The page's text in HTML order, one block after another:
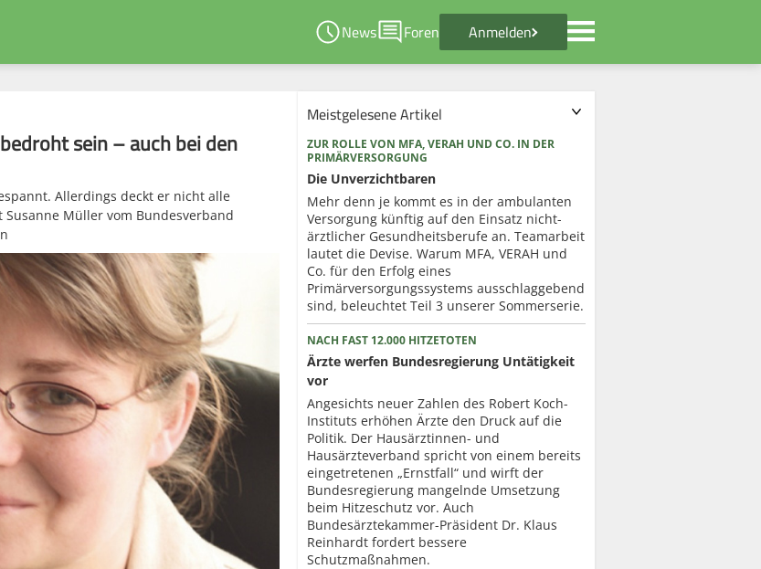
News Foren Anmelden
sein – auch bei den
Allerdings deckt er nicht alle
Müller vom Bundesverband
Meistgelesene Artikel
ZUR ROLLE VON MFA, VERAH UND CO. IN DER
PRIMÄRVERSORGUNG
Die Unverzichtbaren
Mehr denn je kommt es in der ambulanten
Versorgung künftig auf den Einsatz nicht-
ärztlicher Gesundheitsberufe an. Teamarbeit
lautet die Devise. Warum MFA, VERAH und
Co. für den Erfolg eines
Primärversorgungssystems ausschlaggebend
sind, beleuchtet Teil 3 unserer Sommerserie.
NACH FAST 12.000 HITZETOTEN
Ärzte werfen Bundesregierung Untätigkeit
vor
Angesichts neuer Zahlen des Robert Koch-
Instituts erhöhen Ärzte den Druck auf die
Politik. Der Hausärztinnen- und
Hausärzteverband spricht von einem bereits
eingetretenen „Ernstfall“ und wirft der
Bundesregierung mangelnde Umsetzung
beim Hitzeschutz vor. Auch
Bundesärztekammer-Präsident Dr. Klaus
Reinhardt fordert bessere
Schutzmaßnahmen.